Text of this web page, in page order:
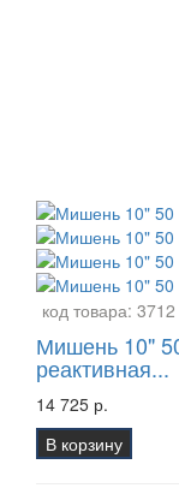
код товара: 3712
Мишень 10"
реактивная...
14 725 р.
В корзину